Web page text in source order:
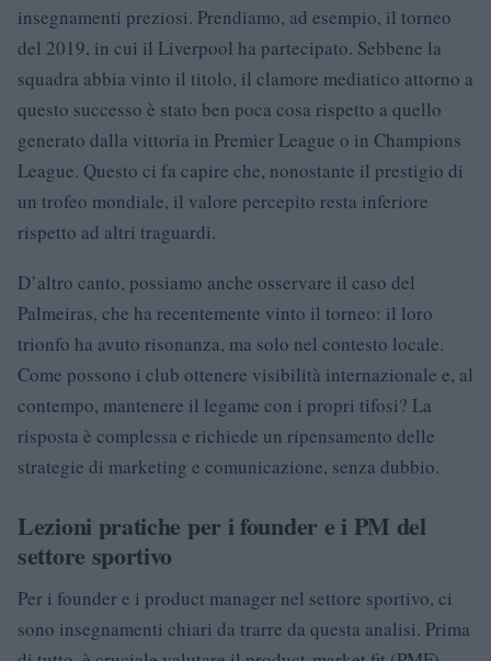
insegnamenti preziosi. Prendiamo, ad esempio, il torneo
del 2019, in cui il Liverpool ha partecipato. Sebbene la
squadra abbia vinto il titolo, il clamore mediatico attorno a
questo successo è stato ben poca cosa rispetto a quello
generato dalla vittoria in Premier League o in Champions
League. Questo ci fa capire che, nonostante il prestigio di
un trofeo mondiale, il valore percepito resta inferiore
rispetto ad altri traguardi.
D’altro canto, possiamo anche osservare il caso del
Palmeiras, che ha recentemente vinto il torneo: il loro
trionfo ha avuto risonanza, ma solo nel contesto locale.
Come possono i club ottenere visibilità internazionale e, al
contempo, mantenere il legame con i propri tifosi? La
risposta è complessa e richiede un ripensamento delle
strategie di marketing e comunicazione, senza dubbio.
Lezioni pratiche per i founder e i PM del
settore sportivo
Per i founder e i product manager nel settore sportivo, ci
sono insegnamenti chiari da trarre da questa analisi. Prima